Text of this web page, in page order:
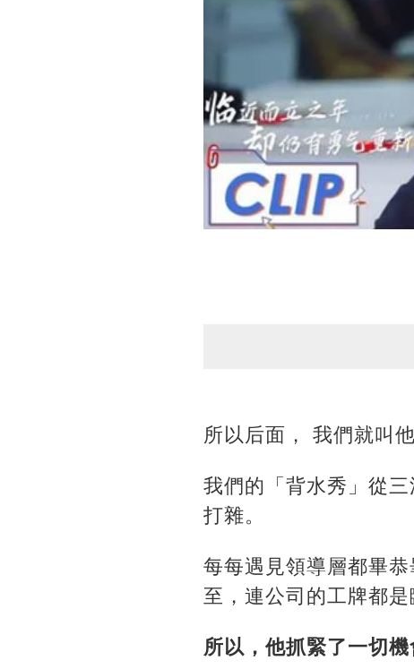
所以后面， 我們就叫他
我們的「背水秀」從
打雜。
每每遇見領導層都畢
至，連公司的工牌都是
所以，他抓緊了一切